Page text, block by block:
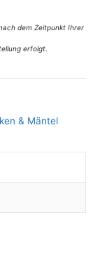
dem Zeitpunkt Ihrer
erfolgt.
& Mäntel